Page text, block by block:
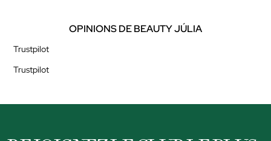
OPINIONS DE BEAUTY JÚLIA
Trustpilot
Trustpilot